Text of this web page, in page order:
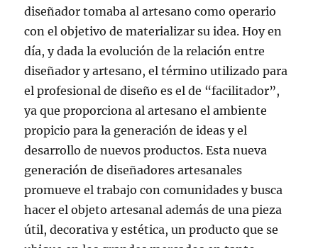
diseñador tomaba al artesano como operario
con el objetivo de materializar su idea. Hoy en
día, y dada la evolución de la relación entre
diseñador y artesano, el término utilizado para
el profesional de diseño es el de “facilitador”,
ya que proporciona al artesano el ambiente
propicio para la generación de ideas y el
desarrollo de nuevos productos. Esta nueva
generación de diseñadores artesanales
promueve el trabajo con comunidades y busca
hacer el objeto artesanal además de una pieza
útil, decorativa y estética, un producto que se